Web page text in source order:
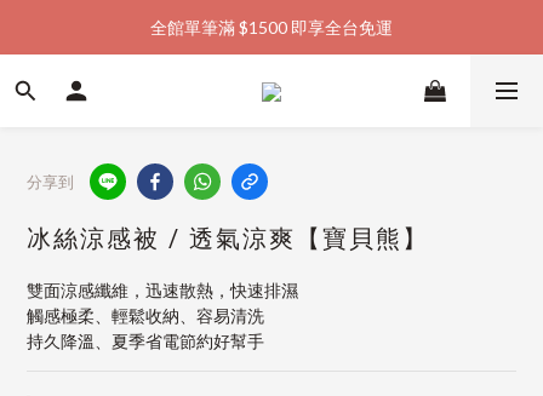
加入會員購物金  馬上領  馬上折
全館單筆滿 $1500 即享全台免運
加入會員購物金  馬上領  馬上折
分享到
冰絲涼感被 / 透氣涼爽【寶貝熊】
雙面涼感纖維，迅速散熱，快速排濕
觸感極柔、輕鬆收納、容易清洗
持久降溫、夏季省電節約好幫手